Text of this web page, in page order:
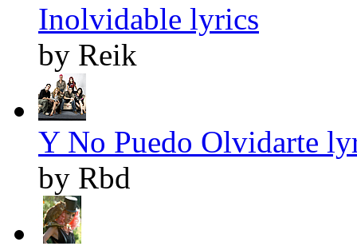
Inolvidable lyrics
by Reik
Y No Puedo Olvidarte
by Rbd